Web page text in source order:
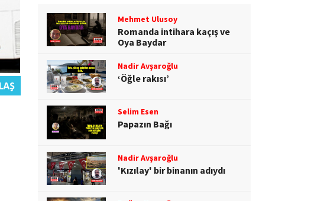
Mehmet Ulusoy
Romanda intihara kaçış ve
Oya Baydar
Nadir Avşaroğlu
‘Öğle rakısı’
Selim Esen
Papazın Bağı
Nadir Avşaroğlu
'Kızılay' bir binanın adıydı